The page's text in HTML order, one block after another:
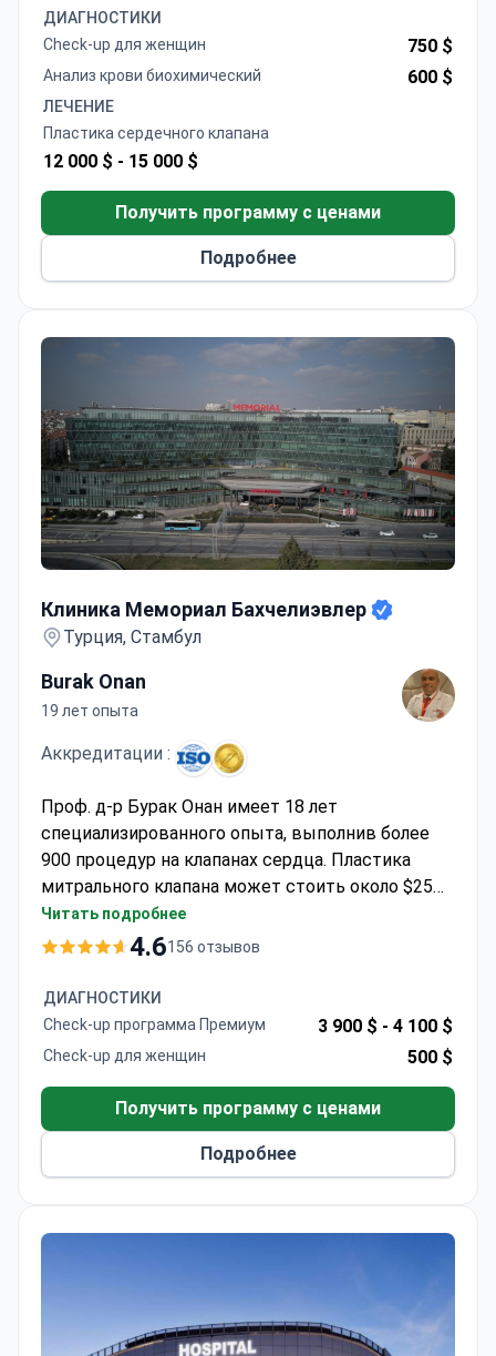
дней, диагностику и трансфер. Больница,
аккредитованная JCI, предлагает различные
варианты клапанов, включая биологические
Генчоглу прошел обучение малоинвазивным
кардиохирургическим вмешательствам, уделяя
особое внимание косметическим
преимуществам и ускоренному
восстановлению.
ДИАГНОСТИКИ
Check-up для женщин
750 $
Анализ крови биохимический 600 $
ЛЕЧЕНИЕ
Пластика сердечного клапана
12 000 $ - 15 000 $
Получить программу с ценами
Подробнее
Клиника Мемориал Бахчелиэвлер
Турция, Стамбул
Burak Onan
19 лет опыта
Аккредитации :
Проф. д-р Бурак Онан имеет 18 лет
специализированного опыта, выполнив более
900 процедур на клапанах сердца. Пластика
митрального клапана может стоить около $25
000–35 000 в зависимости от выбранного
метода, обычно эта цена включает операцию,
(ОИТ) и эхокардиографический мониторинг.
Будучи членом группы роботизированной
хирургии EACTS, он является автором 150
Bahçelievler имеет сертификаты JCI и ISO, а
также эко-дизайн LEED Platinum. Клиника
предоставляет трансфер из аэропорта и услуги
переводчика.
Читать подробнее
4.6156 отзывов
ДИАГНОСТИКИ
Check-up программа Премиум
3 900 $ - 4 100 $
Check-up для женщин 500 $
Получить программу с ценами
Подробнее